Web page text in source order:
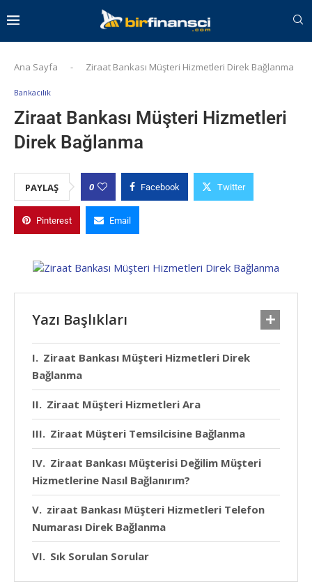
Ana Sayfa - Ziraat Bankası Müşteri Hizmetleri Direk Bağlanma
Bankacılık
Ziraat Bankası Müşteri Hizmetleri
Direk Bağlanma
PAYLAŞ 0 Facebook Twitter
Pinterest Email
Yazı Başlıkları
Ziraat Bankası Müşteri Hizmetleri Direk
Bağlanma
Ziraat Müşteri Hizmetleri Ara
Ziraat Müşteri Temsilcisine Bağlanma
Ziraat Bankası Müşterisi Değilim Müşteri
Hizmetlerine Nasıl Bağlanırım?
ziraat Bankası Müşteri Hizmetleri Telefon
Numarası Direk Bağlanma
Sık Sorulan Sorular